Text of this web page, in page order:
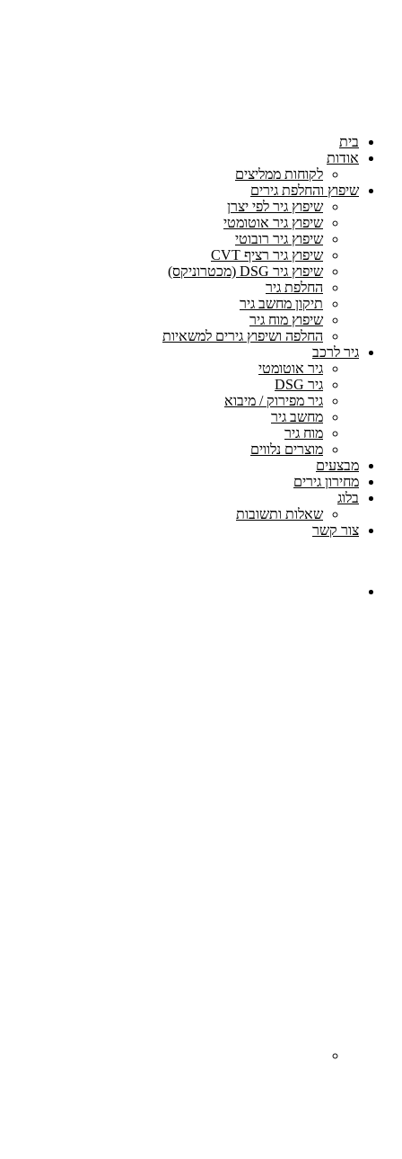
בית
אודות
לקוחות ממליצים
שיפוץ והחלפת גירים
שיפוץ גיר לפי יצרן
שיפוץ גיר אוטומטי
שיפוץ גיר רובוטי
שיפוץ גיר רציף CVT
שיפוץ גיר DSG (מכטרוניקס)
החלפת גיר
תיקון מחשב גיר
שיפוץ מוח גיר
החלפה ושיפוץ גירים למשאיות
גיר לרכב
גיר אוטומטי
גיר DSG
גיר מפירוק / מיבוא
מחשב גיר
מוח גיר
מוצרים נלווים
מבצעים
מחירון גירים
בלוג
שאלות ותשובות
צור קשר